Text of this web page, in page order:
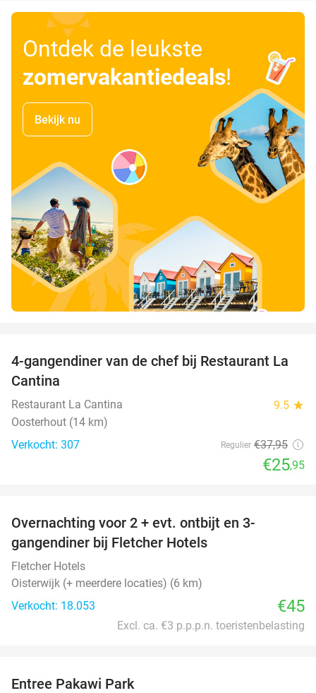
Ontdek de leukste
zomervakantiedeals!
Bekijk nu
32%
4-gangendiner van de chef bij Restaurant La
Cantina
Restaurant La Cantina 9.5 star
Oosterhout (14 km)
Verkocht: 307
Regulier €37,95
€25,95
Overnachting voor 2 + evt. ontbijt en 3-
gangendiner bij Fletcher Hotels
Fletcher Hotels
Oisterwijk (+ meerdere locaties) (6 km)
Verkocht: 18.053
€45
Excl. ca. €3 p.p.p.n. toeristenbelasting
Entree Pakawi Park